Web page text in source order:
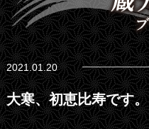
2021.01.20
大寒、初恵比寿です。